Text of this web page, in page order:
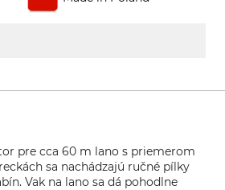
pre cca 60 m lano s priemerom
sa nachádzajú ručné pílky
Vak na lano sa dá pohodlne